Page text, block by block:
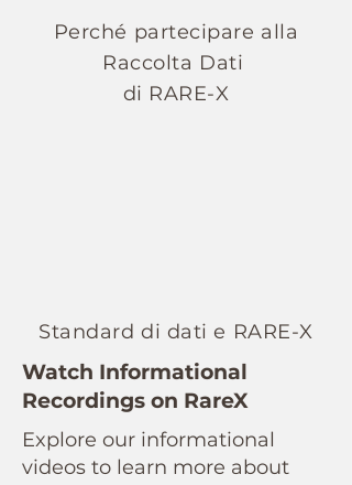
Perché partecipare alla
Raccolta Dati
di RARE-X
Standard di dati e RARE-X
Watch Informational
Recordings on RareX
Explore our informational
videos to learn more about